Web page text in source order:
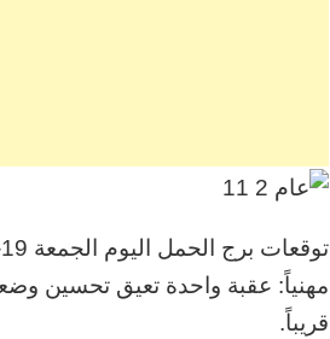
توقعات برج الحمل اليوم الجمعة 19-11-2021
مهنياً: عقبة واحدة تعيق تحسين
قريباً.